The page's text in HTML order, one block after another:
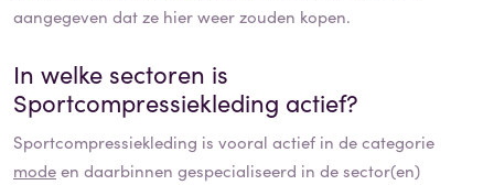
aangegeven dat ze hier weer zouden kopen.
In welke sectoren is
Sportcompressiekleding actief?
Sportcompressiekleding is vooral actief in de categorie
modeen daarbinnen gespecialiseerd in de sector(en)